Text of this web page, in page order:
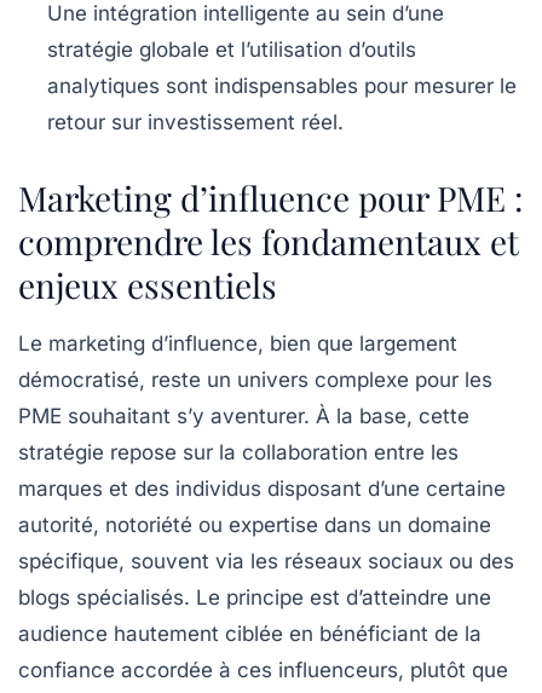
Une intégration intelligente au sein d’une
stratégie globale et l’utilisation d’outils
analytiques sont indispensables pour mesurer le
retour sur investissement réel.
Marketing d’influence pour PME :
comprendre les fondamentaux et
enjeux essentiels
Le marketing d’influence, bien que largement
démocratisé, reste un univers complexe pour les
PME souhaitant s’y aventurer. À la base, cette
stratégie repose sur la collaboration entre les
marques et des individus disposant d’une certaine
autorité, notoriété ou expertise dans un domaine
spécifique, souvent via les réseaux sociaux ou des
blogs spécialisés. Le principe est d’atteindre une
audience hautement ciblée en bénéficiant de la
confiance accordée à ces influenceurs, plutôt que